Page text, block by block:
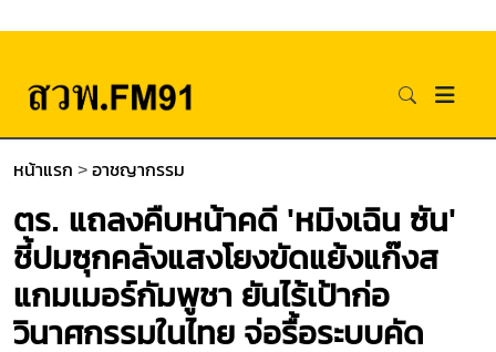
หน้าแรก > อาชญากรรม
ตร. แถลงคืบหน้าคดี 'หมิงเฉิน ซัน'
ชี้ปมซุกคลังแสงโยงขัดแย้งแก๊งส
แกมเมอร์กัมพูชา ยันไร้เป้าก่อ
วินาศกรรมในไทย จ่อรื้อระบบคัด